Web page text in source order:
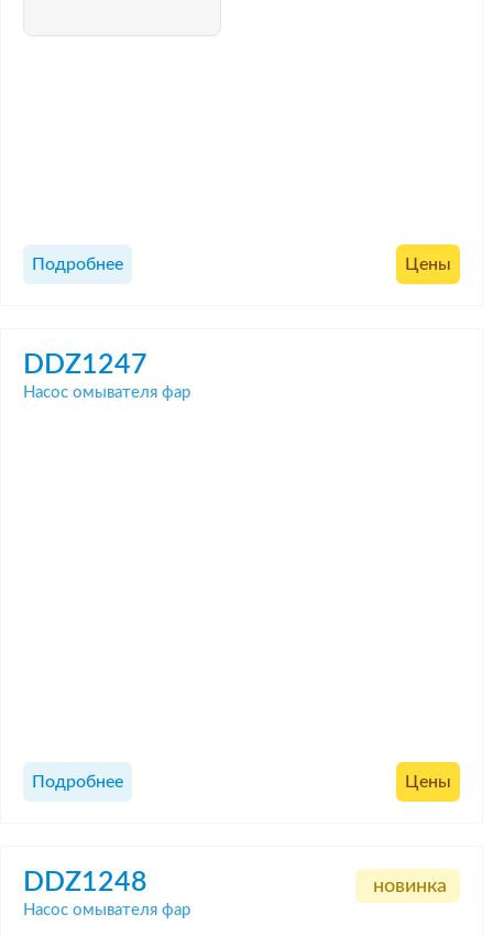
Подробнее Цены
DDZ1247
Насос омывателя фар
Подробнее Цены
DDZ1248
Насос омывателя фар
новинка